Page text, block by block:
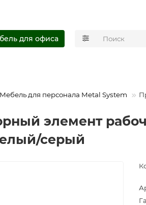
для офиса
Мебель для персонала Metal System
элемент
серый